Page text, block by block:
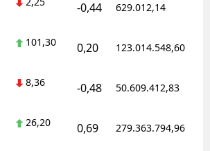
Trabzon
-0,44 629.012,14
101,30 0,20 123.014.548,60
8,36 -0,48 50.609.412,83
26,20 0,69 279.363.794,96